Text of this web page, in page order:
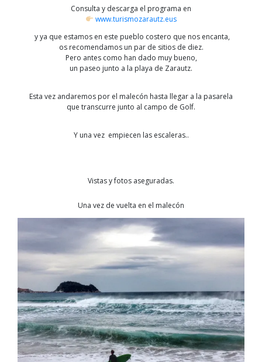
Consulta y descarga el programa en
www.turismozarautz.eus
y ya que estamos en este pueblo costero que nos encanta,
os recomendamos un par de sitios de diez.
Pero antes como han dado muy bueno,
un paseo junto a la playa de Zarautz.
Esta vez andaremos por el malecón hasta llegar a la pasarela
que transcurre junto al campo de Golf.
Y una vez empiecen las escaleras..
Vistas y fotos aseguradas.
Una vez de vuelta en el malecón